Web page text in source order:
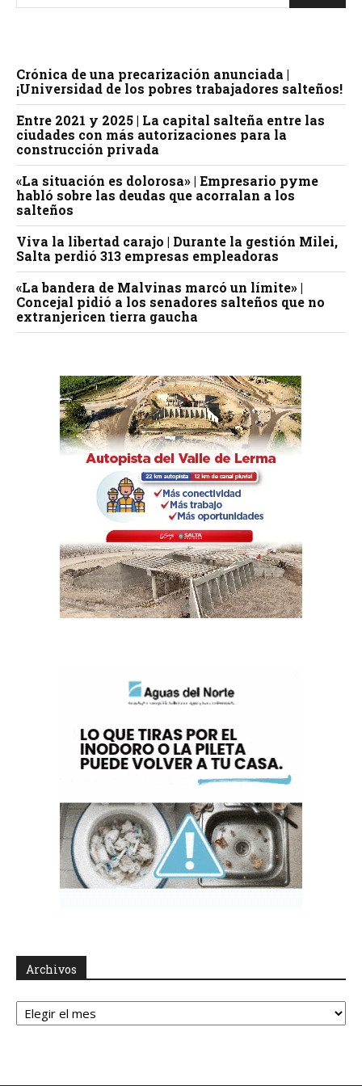
Crónica de una precarización anunciada |
¡Universidad de los pobres trabajadores salteños!
Entre 2021 y 2025 | La capital salteña entre las
ciudades con más autorizaciones para la
construcción privada
«La situación es dolorosa» | Empresario pyme
habló sobre las deudas que acorralan a los
salteños
Viva la libertad carajo | Durante la gestión Milei,
Salta perdió 313 empresas empleadoras
«La bandera de Malvinas marcó un límite» |
Concejal pidió a los senadores salteños que no
extranjericen tierra gaucha
Archivos
Archivos